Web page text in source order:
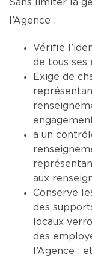
Sans limiter la
l’Agence :
Vérifie
de tous ses
Exige de
a un
aux
Conserve
des
locaux
des
l’Agence ; et